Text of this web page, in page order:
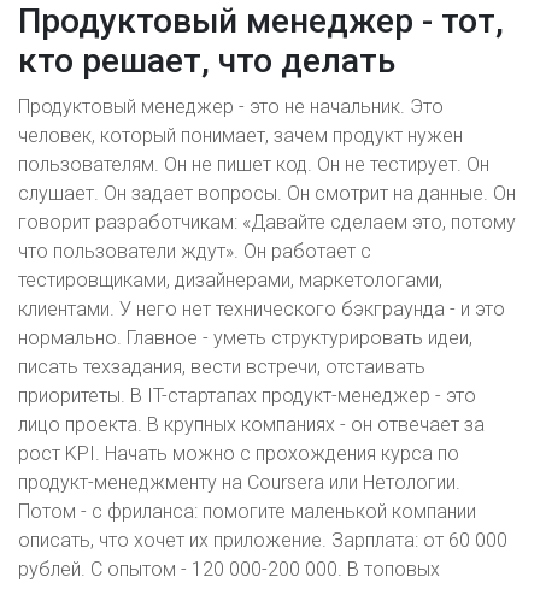
Продуктовый менеджер - тот,
кто решает, что делать
Продуктовый менеджер - это не начальник. Это
человек, который понимает, зачем продукт нужен
пользователям. Он не пишет код. Он не тестирует. Он
слушает. Он задает вопросы. Он смотрит на данные. Он
говорит разработчикам: «Давайте сделаем это, потому
что пользователи ждут». Он работает с
тестировщиками, дизайнерами, маркетологами,
клиентами. У него нет технического бэкграунда - и это
нормально. Главное - уметь структурировать идеи,
писать техзадания, вести встречи, отстаивать
приоритеты. В IT-стартапах продукт-менеджер - это
лицо проекта. В крупных компаниях - он отвечает за
рост KPI. Начать можно с прохождения курса по
продукт-менеджменту на Coursera или Нетологии.
Потом - с фриланса: помогите маленькой компании
описать, что хочет их приложение. Зарплата: от 60 000
рублей. С опытом - 120 000-200 000. В топовых